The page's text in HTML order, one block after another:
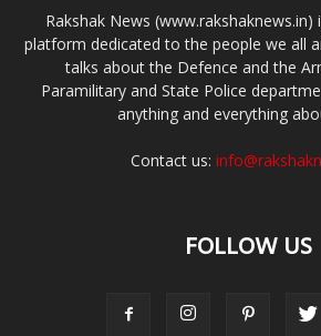
Rakshak News
platform dedicated to the people we all
talks about the Defence and the
Paramilitary and State Police
anything and everything
Contact us:
FOLLOW US